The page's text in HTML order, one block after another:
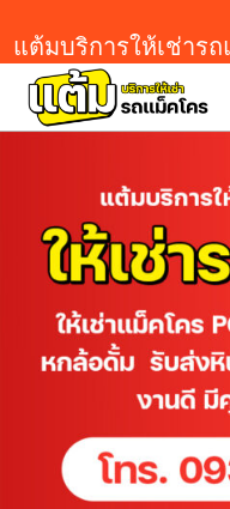
แต้มบริการให้เช่าร